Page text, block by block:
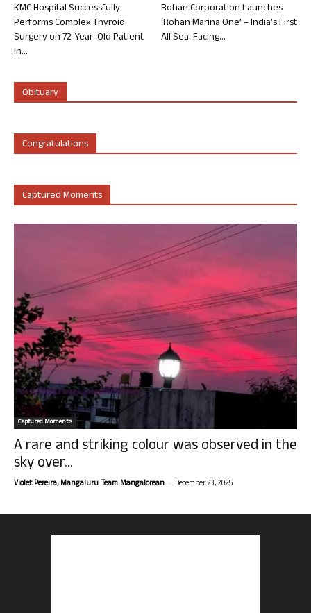
KMC Hospital Successfully
Performs Complex Thyroid
Surgery on 72-Year-Old Patient
in...
Rohan Corporation Launches
‘Rohan Marina One’ – India’s First
All Sea-Facing...
Obituary
Congratulations
Captured Moments
Captured Moments
A rare and striking colour was observed in the
sky over...
Violet Pereira, Mangaluru. Team Mangalorean. - December 23, 2025